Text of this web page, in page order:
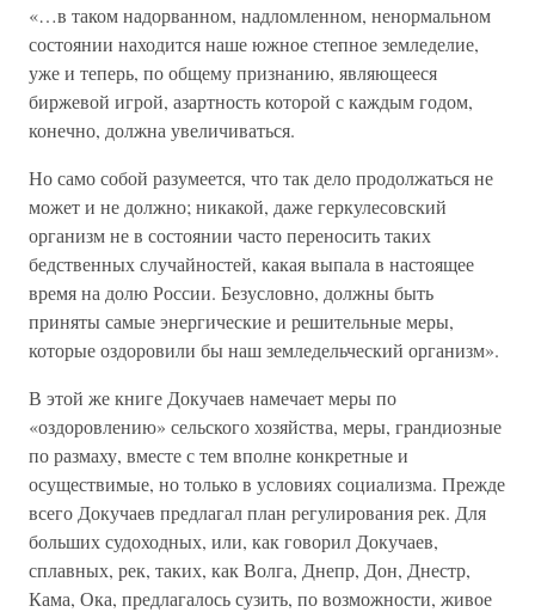
«…в таком надорванном, надломленном, ненормальном
состоянии находится наше южное степное земледелие,
уже и теперь, по общему признанию, являющееся
биржевой игрой, азартность которой с каждым годом,
конечно, должна увеличиваться.
Но само собой разумеется, что так дело продолжаться не
может и не должно; никакой, даже геркулесовский
организм не в состоянии часто переносить таких
бедственных случайностей, какая выпала в настоящее
время на долю России. Безусловно, должны быть
приняты самые энергические и решительные меры,
которые оздоровили бы наш земледельческий организм».
В этой же книге Докучаев намечает меры по
«оздоровлению» сельского хозяйства, меры, грандиозные
по размаху, вместе с тем вполне конкретные и
осуществимые, но только в условиях социализма. Прежде
всего Докучаев предлагал план регулирования рек. Для
больших судоходных, или, как говорил Докучаев,
сплавных, рек, таких, как Волга, Днепр, Дон, Днестр,
Кама, Ока, предлагалось сузить, по возможности, живое